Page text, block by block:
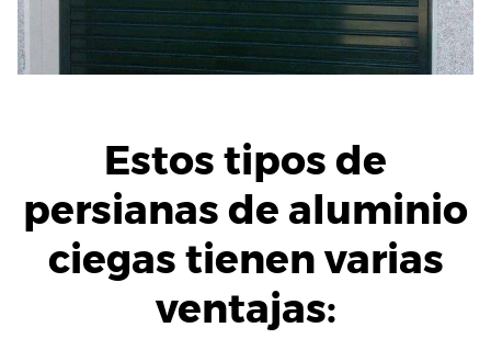
Estos tipos de
persianas de aluminio
ciegas tienen varias
ventajas: